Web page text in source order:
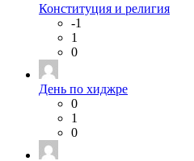
Конституция и религия
-1
1
0
День по хиджре
0
1
0